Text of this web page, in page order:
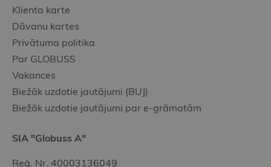
Klienta karte
Dāvanu kartes
Privātuma politika
Par GLOBUSS
Vakances
Biežāk uzdotie jautājumi (BUJ)
Biežāk uzdotie jautājumi par e-grāmatām
SIA "Globuss A"
Reģ. Nr. 40003136049